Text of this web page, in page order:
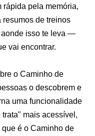
rápida pela memória,
resumos de treinos
aonde isso te leva —
vai encontrar.
o Caminho de
o descobrem e
uma funcionalidade
mais acessível,
é o Caminho de